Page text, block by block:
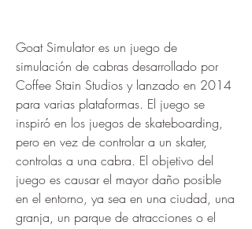
Goat Simulator es un juego de
simulación de cabras desarrollado por
Coffee Stain Studios y lanzado en 2014
para varias plataformas. El juego se
inspiró en los juegos de skateboarding,
pero en vez de controlar a un skater,
controlas a una cabra. El objetivo del
juego es causar el mayor daño posible
en el entorno, ya sea en una ciudad, una
granja, un parque de atracciones o el